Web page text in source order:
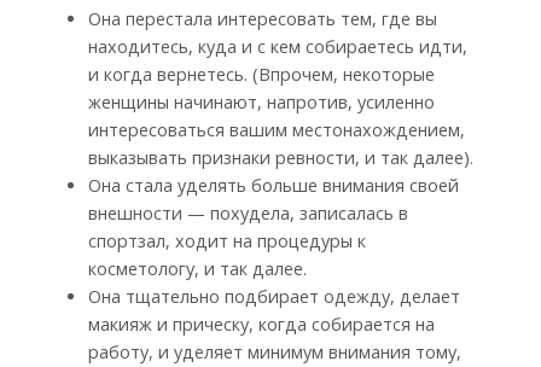
Она перестала интересовать тем, где вы
находитесь, куда и с кем собираетесь идти,
и когда вернетесь. (Впрочем, некоторые
женщины начинают, напротив, усиленно
интересоваться вашим местонахождением,
выказывать признаки ревности, и так далее).
Она стала уделять больше внимания своей
внешности — похудела, записалась в
спортзал, ходит на процедуры к
косметологу, и так далее.
Она тщательно подбирает одежду, делает
макияж и прическу, когда собирается на
работу, и уделяет минимум внимания тому,